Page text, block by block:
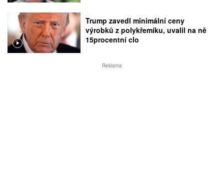
Trump zavedl minimální ceny
výrobků z polykřemíku, uvalil na ně
15procentní clo
Reklama